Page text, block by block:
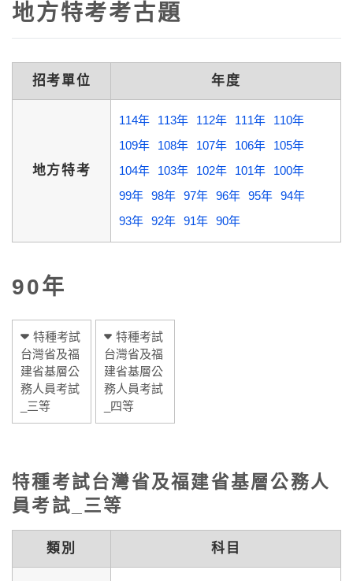
地方特考考古題
招考單位 年度
地方特考
114年 113年 112年 111年
110年
109年
108年 107年 106年
105年
104年
103年 102年 101年
100年
99年 98年 97年 96年 95年 94年
93年 92年 91年 90年
90年
特種考試
台灣省及福
建省基層公
務人員考試
_三等
特種考試
台灣省及福
建省基層公
務人員考試
_四等
特種考試台灣省及福建省基層公務人
員考試_三等
類別 科目